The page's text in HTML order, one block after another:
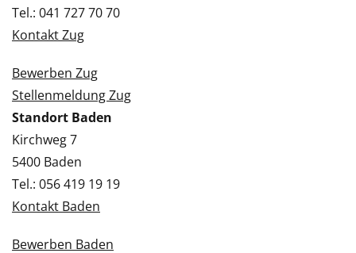
Tel.: 041 727 70 70
Kontakt Zug
Bewerben Zug
Stellenmeldung Zug
Standort Baden
Kirchweg 7
5400 Baden
Tel.: 056 419 19 19
Kontakt Baden
Bewerben Baden